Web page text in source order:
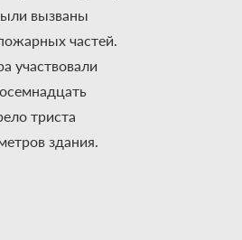
вызваны
частей.
участвовали
триста
здания.